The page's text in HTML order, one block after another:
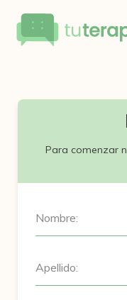
Para comenzar
Nombre:
Apellido: